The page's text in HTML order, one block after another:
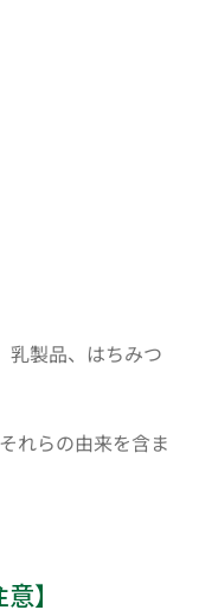
乳製品、はちみつ
れらの由来を含ま
】